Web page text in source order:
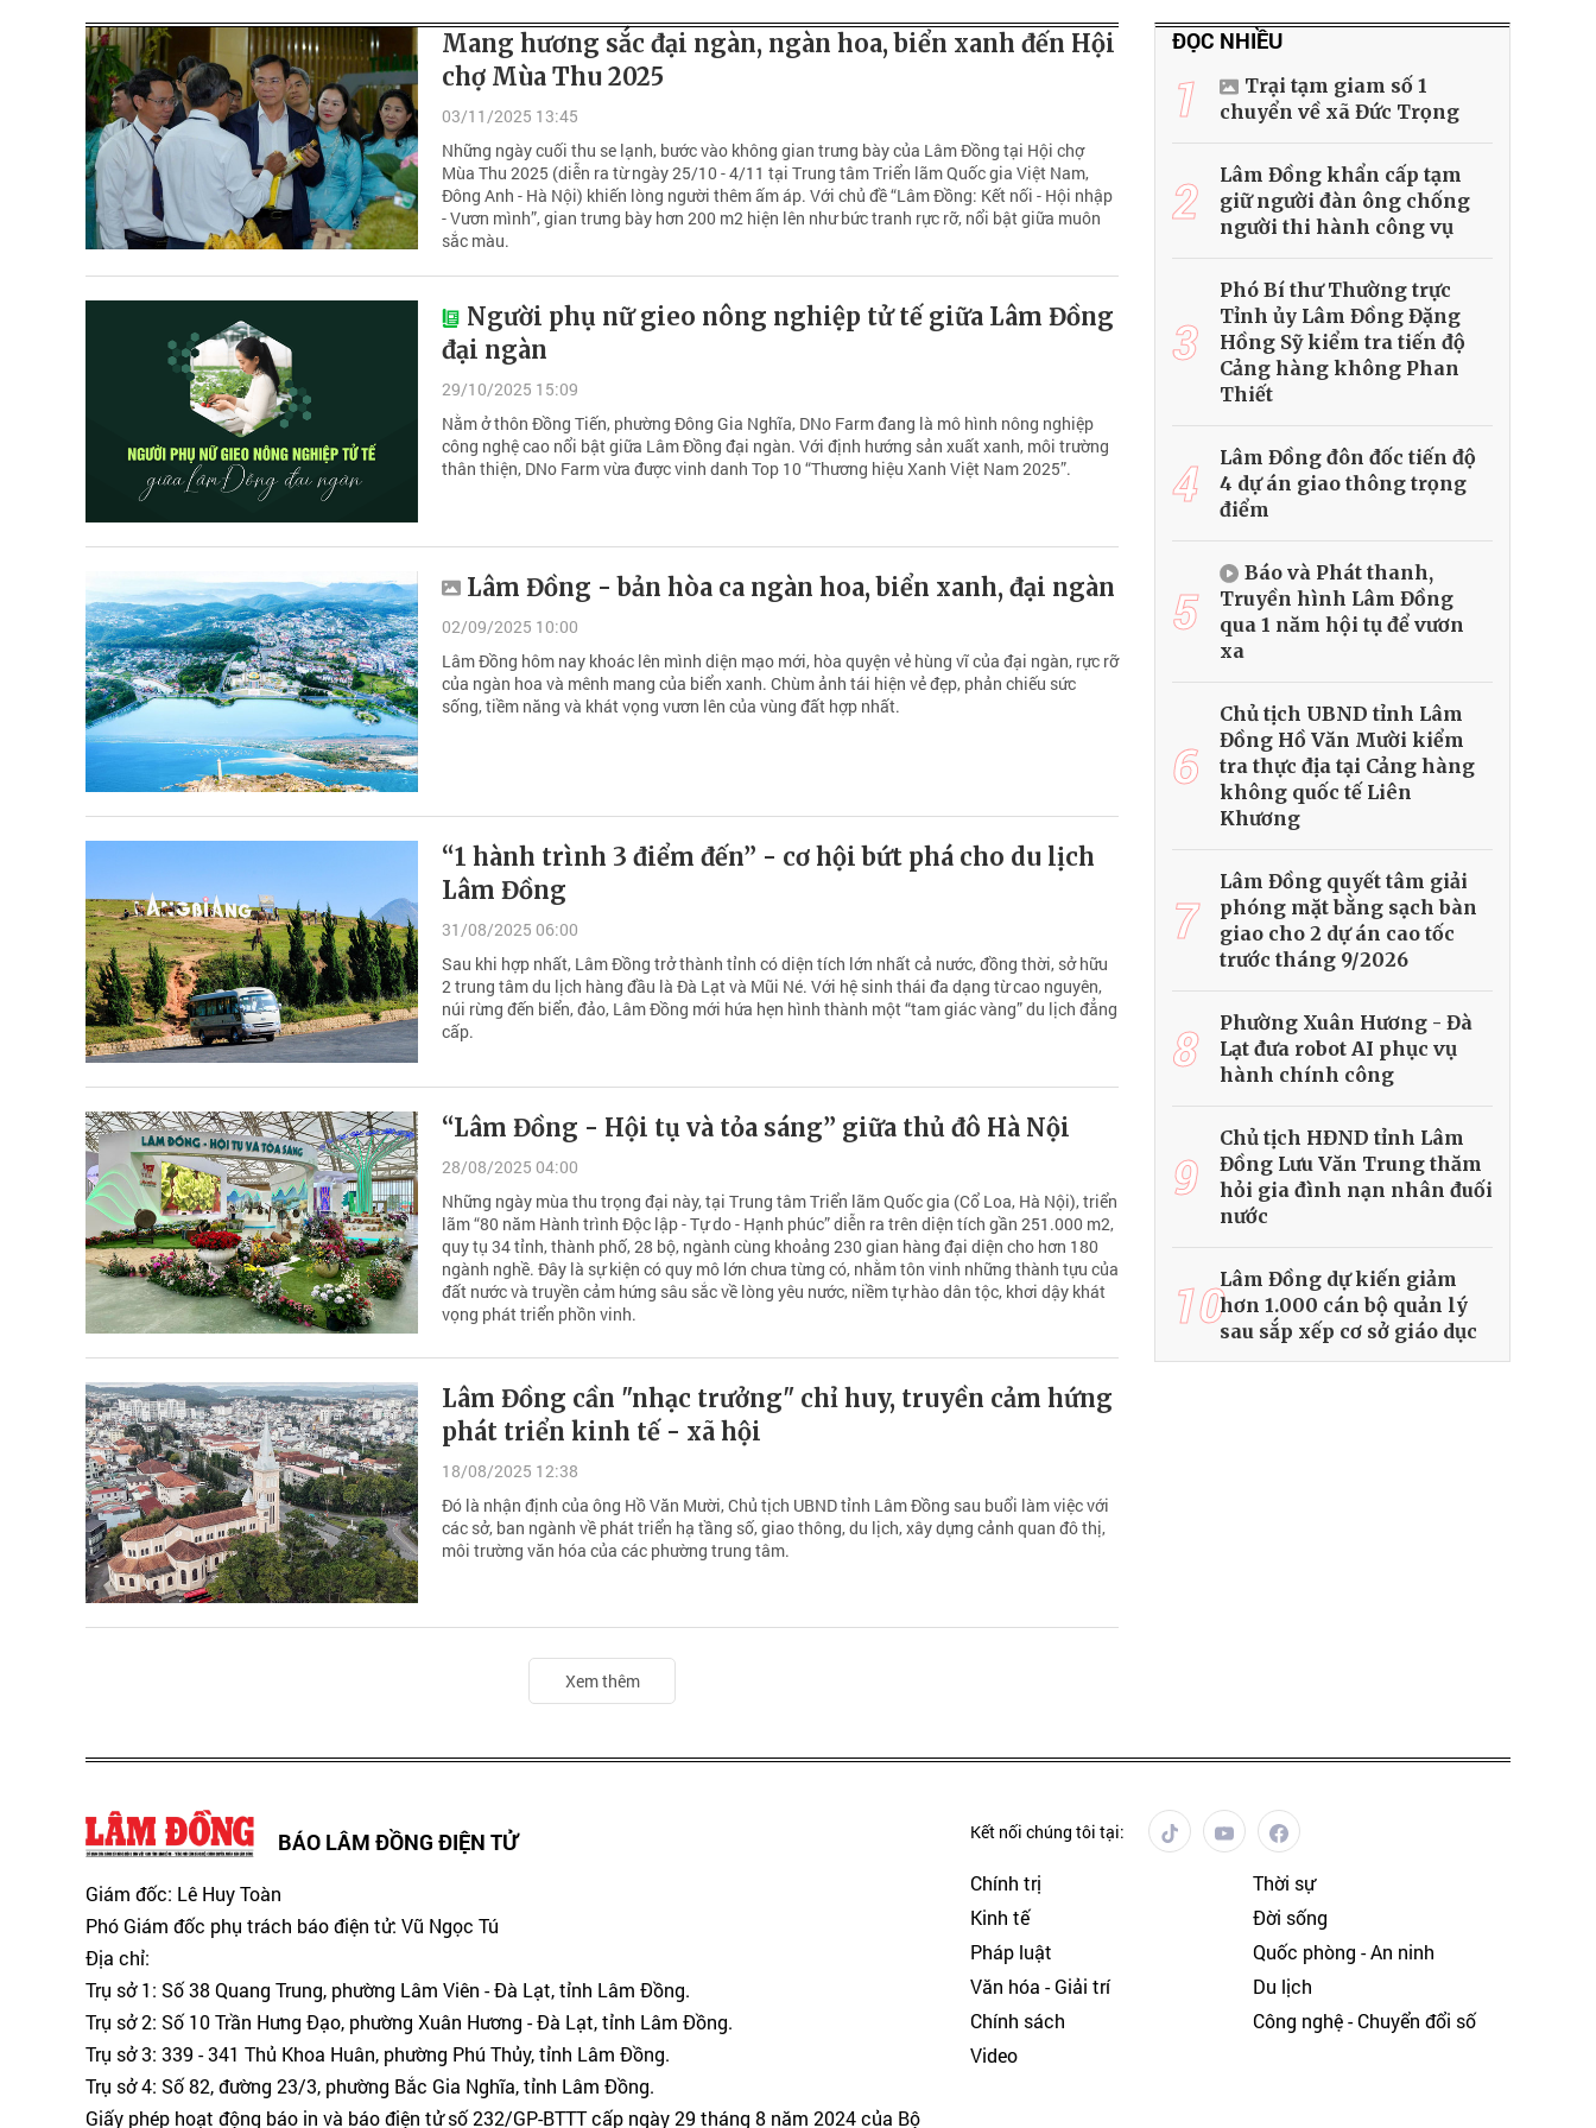
Mang hương sắc đại ngàn, ngàn hoa, biển xanh đến Hội
chợ Mùa Thu 2025
03/11/2025 13:45
Những ngày cuối thu se lạnh, bước vào không gian trưng bày của Lâm Đồng tại Hội chợ
Mùa Thu 2025 (diễn ra từ ngày 25/10 - 4/11 tại Trung tâm Triển lãm Quốc gia Việt Nam,
Đông Anh - Hà Nội) khiến lòng người thêm ấm áp. Với chủ đề “Lâm Đồng: Kết nối - Hội nhập
- Vươn mình”, gian trưng bày hơn 200 m2 hiện lên như bức tranh rực rỡ, nổi bật giữa muôn
sắc màu.
Người phụ nữ gieo nông nghiệp tử tế giữa Lâm Đồng
đại ngàn
29/10/2025 15:09
Nằm ở thôn Đồng Tiến, phường Đông Gia Nghĩa, DNo Farm đang là mô hình nông nghiệp
công nghệ cao nổi bật giữa Lâm Đồng đại ngàn. Với định hướng sản xuất xanh, môi trường
thân thiện, DNo Farm vừa được vinh danh Top 10 “Thương hiệu Xanh Việt Nam 2025”.
Lâm Đồng - bản hòa ca ngàn hoa, biển xanh, đại ngàn
02/09/2025 10:00
Lâm Đồng hôm nay khoác lên mình diện mạo mới, hòa quyện vẻ hùng vĩ của đại ngàn, rực rỡ
của ngàn hoa và mênh mang của biển xanh. Chùm ảnh tái hiện vẻ đẹp, phản chiếu sức
sống, tiềm năng và khát vọng vươn lên của vùng đất hợp nhất.
“1 hành trình 3 điểm đến” - cơ hội bứt phá cho du lịch
Lâm Đồng
31/08/2025 06:00
Sau khi hợp nhất, Lâm Đồng trở thành tỉnh có diện tích lớn nhất cả nước, đồng thời, sở hữu
2 trung tâm du lịch hàng đầu là Đà Lạt và Mũi Né. Với hệ sinh thái đa dạng từ cao nguyên,
núi rừng đến biển, đảo, Lâm Đồng mới hứa hẹn hình thành một “tam giác vàng” du lịch đẳng
cấp.
“Lâm Đồng - Hội tụ và tỏa sáng” giữa thủ đô Hà Nội
28/08/2025 04:00
Những ngày mùa thu trọng đại này, tại Trung tâm Triển lãm Quốc gia (Cổ Loa, Hà Nội), triển
lãm “80 năm Hành trình Độc lập - Tự do - Hạnh phúc” diễn ra trên diện tích gần 251.000 m2,
quy tụ 34 tỉnh, thành phố, 28 bộ, ngành cùng khoảng 230 gian hàng đại diện cho hơn 180
ngành nghề. Đây là sự kiện có quy mô lớn chưa từng có, nhằm tôn vinh những thành tựu của
đất nước và truyền cảm hứng sâu sắc về lòng yêu nước, niềm tự hào dân tộc, khơi dậy khát
vọng phát triển phồn vinh.
Lâm Đồng cần "nhạc trưởng" chỉ huy, truyền cảm hứng
phát triển kinh tế - xã hội
18/08/2025 12:38
Đó là nhận định của ông Hồ Văn Mười, Chủ tịch UBND tỉnh Lâm Đồng sau buổi làm việc với
các sở, ban ngành về phát triển hạ tầng số, giao thông, du lịch, xây dựng cảnh quan đô thị,
môi trường văn hóa của các phường trung tâm.
Xem thêm
ĐỌC NHIỀU
1
Trại tạm giam số 1
chuyển về xã Đức Trọng
2
Lâm Đồng khẩn cấp tạm
giữ người đàn ông chống
người thi hành công vụ
3
Phó Bí thư Thường trực
Tỉnh ủy Lâm Đồng Đặng
Hồng Sỹ kiểm tra tiến độ
Cảng hàng không Phan
Thiết
4
Lâm Đồng đôn đốc tiến độ
4 dự án giao thông trọng
điểm
5
Báo và Phát thanh,
Truyền hình Lâm Đồng
qua 1 năm hội tụ để vươn
xa
6
Chủ tịch UBND tỉnh Lâm
Đồng Hồ Văn Mười kiểm
tra thực địa tại Cảng hàng
không quốc tế Liên
Khương
7
Lâm Đồng quyết tâm giải
phóng mặt bằng sạch bàn
giao cho 2 dự án cao tốc
trước tháng 9/2026
8
Phường Xuân Hương - Đà
Lạt đưa robot AI phục vụ
hành chính công
9
Chủ tịch HĐND tỉnh Lâm
Đồng Lưu Văn Trung thăm
hỏi gia đình nạn nhân đuối
nước
10Lâm Đồng dự kiến giảm
hơn 1.000 cán bộ quản lý
sau sắp xếp cơ sở giáo dục
BÁO LÂM ĐỒNG ĐIỆN TỬ
Giám đốc: Lê Huy Toàn
Phó Giám đốc phụ trách báo điện tử: Vũ Ngọc Tú
Địa chỉ:
Trụ sở 1: Số 38 Quang Trung, phường Lâm Viên - Đà Lạt, tỉnh Lâm Đồng.
Trụ sở 2: Số 10 Trần Hưng Đạo, phường Xuân Hương - Đà Lạt, tỉnh Lâm Đồng.
Trụ sở 3: 339 - 341 Thủ Khoa Huân, phường Phú Thủy, tỉnh Lâm Đồng.
Trụ sở 4: Số 82, đường 23/3, phường Bắc Gia Nghĩa, tỉnh Lâm Đồng.
Giấy phép hoạt động báo in và báo điện tử số 232/GP-BTTT cấp ngày 29 tháng 8 năm 2024 của Bộ
Kết nối chúng tôi tại:
Chính trị
Thời sự
Kinh tế
Đời sống
Pháp luật
Quốc phòng - An ninh
Văn hóa - Giải trí
Du lịch
Chính sách
Công nghệ - Chuyển đổi số
Video